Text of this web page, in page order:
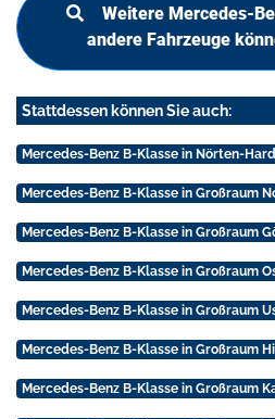
Weitere Mercedes-
andere Fahrzeuge
Stattdessen können Sie auch:
Mercedes-Benz B-Klasse in Nörten-
Mercedes-Benz B-Klasse in Großraum
Mercedes-Benz B-Klasse in Großraum
Mercedes-Benz B-Klasse in Großraum
Mercedes-Benz B-Klasse in Großraum
Mercedes-Benz B-Klasse in Großraum
Mercedes-Benz B-Klasse in Großraum